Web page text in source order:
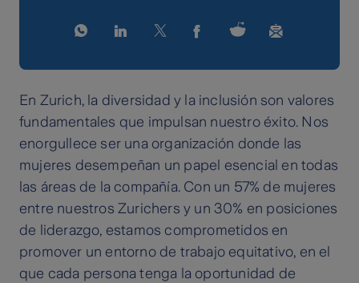
En Zurich, la diversidad y la inclusión son valores
fundamentales que impulsan nuestro éxito. Nos
enorgullece ser una organización donde las
mujeres desempeñan un papel esencial en todas
las áreas de la compañía. Con un 57% de mujeres
entre nuestros Zurichers y un 30% en posiciones
de liderazgo, estamos comprometidos en
promover un entorno de trabajo equitativo, en el
que cada persona tenga la oportunidad de